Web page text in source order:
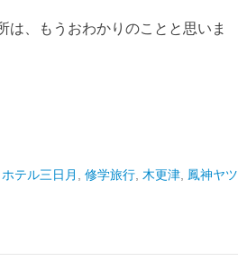
は、もうおわかりのことと思いま
ホテル三日月 修学旅行 木更津 鳳神ヤツ